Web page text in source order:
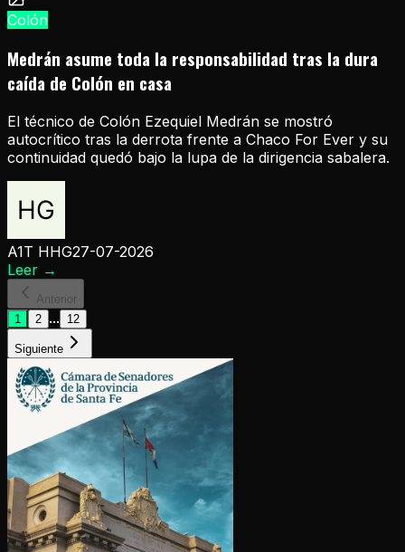
Colón
Medrán asume toda la responsabilidad tras la dura
caída de Colón en casa
El técnico de Colón Ezequiel Medrán se mostró
autocrítico tras la derrota frente a Chaco For Ever y su
continuidad quedó bajo la lupa de la dirigencia sabalera.
A1T HHG27-07-2026
Leer →
Anterior
1
2 ... 12
Siguiente